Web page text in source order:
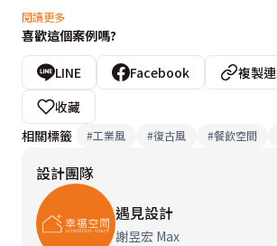
飾，形成視覺亮點，營造奢華而具設計
．天花板採用漂浮木材，以不規則的排
立體感與趣味性，與復古工業風格相呼
．座椅及沙發區大量使用質感皮革，透
搭配，營造沉穩且內斂的舒適氛圍。
度，更符合商業空間需求。
．特殊的黃銅色調燈飾，細膩而低調，
暖感與復古魅力。
閱讀更多
喜歡這個案例嗎?
LINE Facebook 複製
收藏
相關標籤
#工業風 #復古風 #餐飲空間
設計團隊
遇見設計
謝昱宏 Max